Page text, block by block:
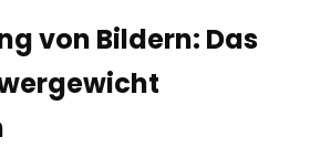
von Bildern: Das